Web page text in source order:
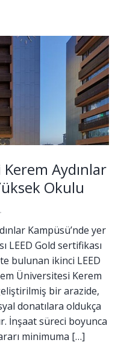
Aydınlar
Okulu
Kampüsü’nde yer
LEED Gold sertifikası
bulunan ikinci LEED
Üniversitesi Kerem
bir arazide,
donatılara oldukça
İnşaat süreci boyunca
minimuma […]